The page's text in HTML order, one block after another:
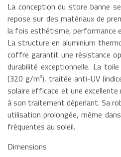
La conception du store banne
repose sur des matériaux de
la fois esthétisme, performance
La structure en aluminium
coffre garantit une résistance
durabilité exceptionnelle. La
(320 g/m²), traitée anti-UV
solaire efficace et une excellente
à son traitement déperlant. Sa
utilisation prolongée, même
fréquentes au soleil.
Dimensions